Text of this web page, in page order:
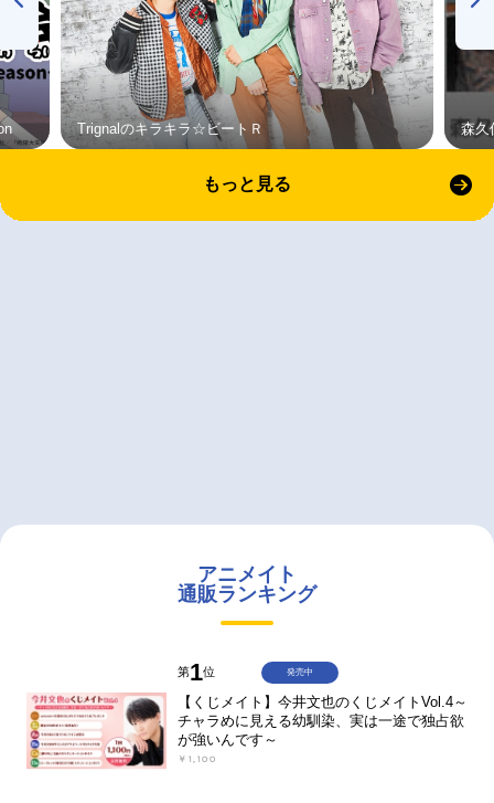
Trignalのキラキラ☆ビートＲ 森久
もっと見る
アニメイト
通販ランキング
第1位
【くじメイト】今井文也のくじメイトVol.4～
チャラめに見える幼馴染、実は一途で独占欲
が強いんです～
￥1,100
発売中